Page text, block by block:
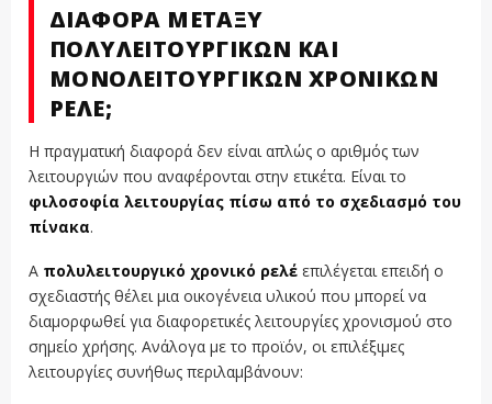
ΔΙΑΦΟΡΆ ΜΕΤΑΞΎ
ΠΟΛΥΛΕΙΤΟΥΡΓΙΚΏΝ ΚΑΙ
ΜΟΝΟΛΕΙΤΟΥΡΓΙΚΏΝ ΧΡΟΝΙΚΏΝ
ΡΕΛΈ;
Η πραγματική διαφορά δεν είναι απλώς ο αριθμός των
λειτουργιών που αναφέρονται στην ετικέτα. Είναι το
φιλοσοφία λειτουργίας πίσω από το σχεδιασμό του
πίνακα.
A πολυλειτουργικό χρονικό ρελέ επιλέγεται επειδή ο
σχεδιαστής θέλει μια οικογένεια υλικού που μπορεί να
διαμορφωθεί για διαφορετικές λειτουργίες χρονισμού στο
σημείο χρήσης. Ανάλογα με το προϊόν, οι επιλέξιμες
λειτουργίες συνήθως περιλαμβάνουν: